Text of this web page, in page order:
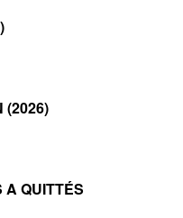
(2026)
A QUITTÉS